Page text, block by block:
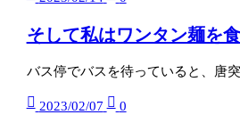
そして私はワンタン麺を食
バス停でバスを待っていると、唐
2023/02/07 0